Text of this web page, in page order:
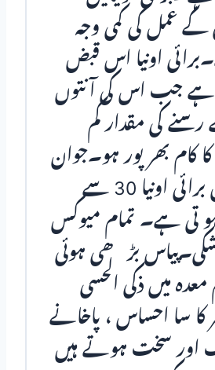
عمل کی کمی وجہ
اونیا اس قبض
ہے جب اس کی آنتوں
کی مقدار کم
کام بھر پور ہو۔جوان
بچوں کی قبض برائی اونیا 30 سے
تی ہے۔ تمام میوکس
بڑھی ہوئی
معدہ میں ذکی الحسی
کا سا احساس ، پاخانے
اور سخت ہوتے ہیں